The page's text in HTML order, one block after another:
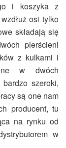
i koszyka z
osi tylko
składają się
pierścieni
z kulkami i
w dwóch
szeroki,
są one nam
producent, tu
na rynku od
w